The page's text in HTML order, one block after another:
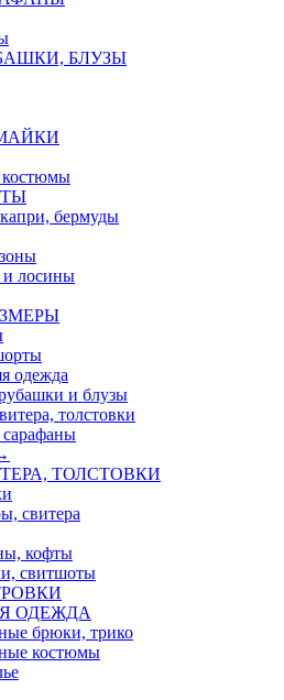
БЛУЗЫ
бермуды
лосины
одежда
и блузы
толстовки
ТОЛСТОВКИ
свитера
кофты
свитшоты
ОДЕЖДА
брюки, трико
костюмы